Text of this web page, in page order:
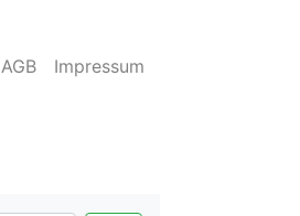
AGB Impressum